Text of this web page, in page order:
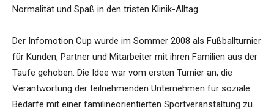
Normalität und Spaß in den tristen Klinik-Alltag.
Der Infomotion Cup wurde im Sommer 2008 als Fußballturnier
für Kunden, Partner und Mitarbeiter mit ihren Familien aus der
Taufe gehoben. Die Idee war vom ersten Turnier an, die
Verantwortung der teilnehmenden Unternehmen für soziale
Bedarfe mit einer familineorientierten Sportveranstaltung zu